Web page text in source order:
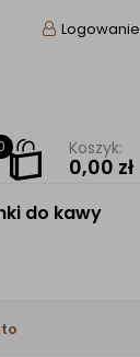
Logowanie
Koszyk:
0,00 zł
do kawy